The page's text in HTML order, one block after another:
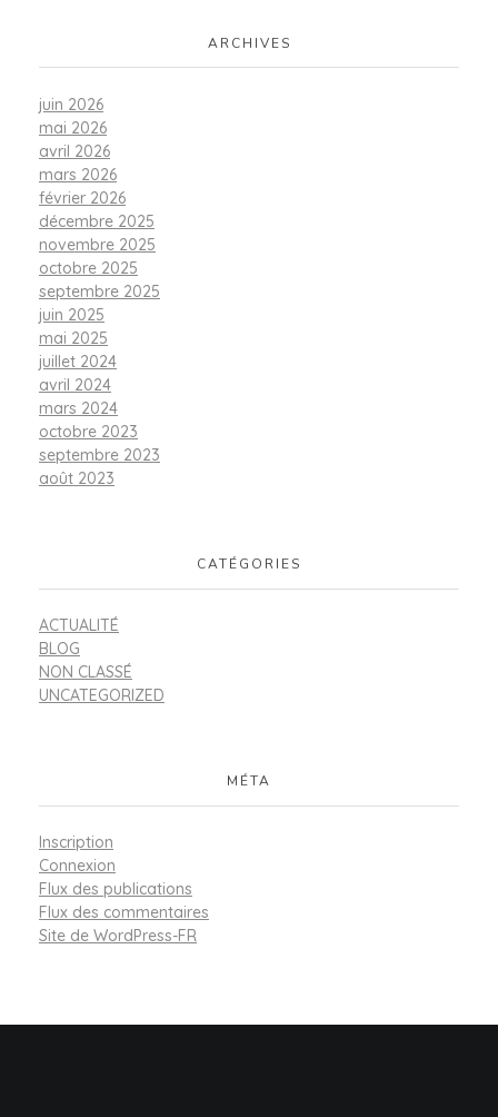
ARCHIVES
juin 2026
mai 2026
avril 2026
mars 2026
février 2026
décembre 2025
novembre 2025
octobre 2025
septembre 2025
juin 2025
mai 2025
juillet 2024
avril 2024
mars 2024
octobre 2023
septembre 2023
août 2023
CATÉGORIES
ACTUALITÉ
BLOG
NON CLASSÉ
UNCATEGORIZED
MÉTA
Inscription
Connexion
Flux des publications
Flux des commentaires
Site de WordPress-FR